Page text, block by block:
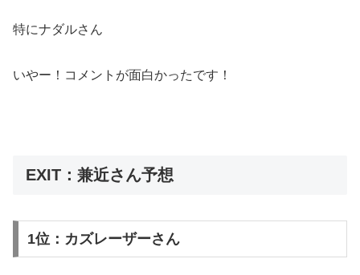
特にナダルさん
いやー！コメントが面白かったです！
EXIT：兼近さん予想
1位：カズレーザーさん